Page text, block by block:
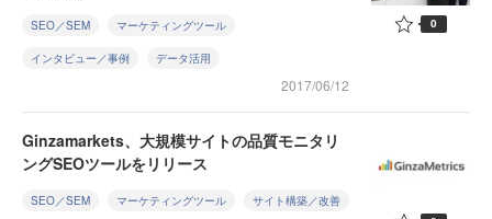
SEO／SEM マーケティングツール
インタビュー／事例 データ活用
2017/06/12
0
Ginzamarkets、大規模サイトの品質モニタリ
ングSEOツールをリリース
SEO／SEM マーケティングツール サイト構築／改善